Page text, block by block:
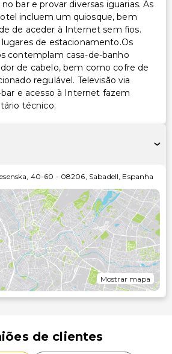
bar e provar diversas iguarias. As
incluem um quiosque, bem
de aceder à Internet sem fios.
de estacionamento.Os
contemplam casa-de-banho
de cabelo, bem como cofre de
regulável. Televisão via
e acesso à Internet fazem
técnico.
40-60 - 08206 Sabadell Espanha
Mostrar mapa
de clientes